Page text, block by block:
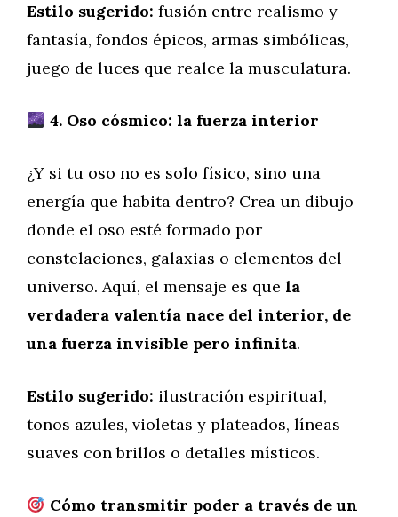
Estilo sugerido: fusión entre realismo y
fantasía, fondos épicos, armas simbólicas,
juego de luces que realce la musculatura.
4. Oso cósmico: la fuerza interior
¿Y si tu oso no es solo físico, sino una
energía que habita dentro? Crea un dibujo
donde el oso esté formado por
constelaciones, galaxias o elementos del
universo. Aquí, el mensaje es que la
verdadera valentía nace del interior, de
una fuerza invisible pero infinita.
Estilo sugerido: ilustración espiritual,
tonos azules, violetas y plateados, líneas
suaves con brillos o detalles místicos.
Cómo transmitir poder a través de un